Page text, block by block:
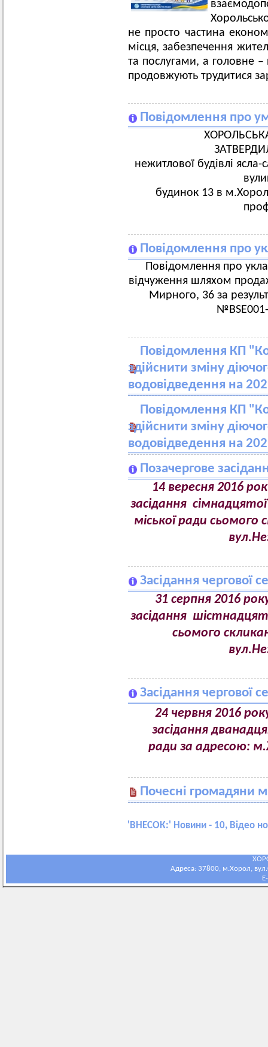
не просто частина
місця, забезпечення
та послугами, а головне
продовжують трудитися
Повідомлення про
нежитлової будівлі
будинок 13 в
Повідомлення про
Повідомлення про
відчуження шляхом
Мирного, 36 за
Повідомлення КП
здійснити зміну
водовідведення на
Повідомлення КП
здійснити зміну
водовідведення на
Позачергове
14 вересня 2016
засідання сімнадцятої
міської ради
Засідання чергової
31 серпня 2016
засідання
сьомого
Засідання чергової
24 червня 2016
засідання
ради за адресою:
Почесні громадяни
' ВНЕСОК:' Новини - 10, Відео
Адреса: 37800, м.Хорол,